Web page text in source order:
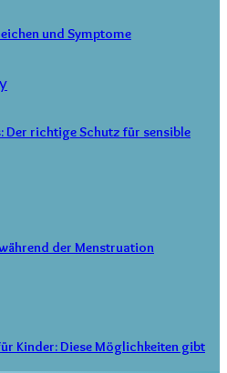
und Symptome
Der richtige Schutz für sensible
der Menstruation
Kinder: Diese Möglichkeiten gibt